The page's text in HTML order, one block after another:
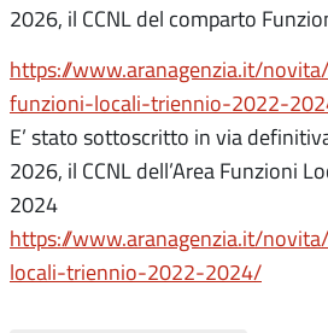
2026, il CCNL del comparto
https://www.aranagenzia.it/
funzioni-locali-triennio-2022-
E’ stato sottoscritto in via
2026, il CCNL dell’Area Funzioni
2024
https://www.aranagenzia.it/
locali-triennio-2022-2024/